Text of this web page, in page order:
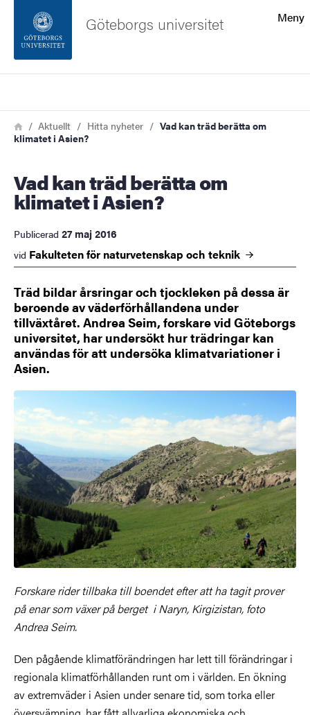
Sidfoten
Om webbplatsen
Meny
Göteborgs universitet
Länkstig
HemAktuellt Hitta nyheter
Vad kan träd berätta om
klimatet i Asien?
Vad kan träd berätta om
klimatet i Asien?
Publicerad 27 maj 2016
vid Fakulteten för naturvetenskap och teknik
Träd bildar årsringar och tjockleken på dessa är
beroende av väderförhållandena under
tillväxtåret. Andrea Seim, forskare vid Göteborgs
universitet, har undersökt hur trädringar kan
användas för att undersöka klimatvariationer i
Asien.
Forskare rider tillbaka till boendet efter att ha tagit prover
på enar som växer på berget i Naryn, Kirgizistan, foto
Andrea Seim.
Den pågående klimatförändringen har lett till förändringar i
regionala klimatförhållanden runt om i världen. En ökning
av extremväder i Asien under senare tid, som torka eller